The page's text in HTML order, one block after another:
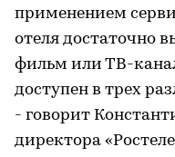
применением
отеля достаточно
фильм или ТВ-
доступен в трех
- говорит
директора